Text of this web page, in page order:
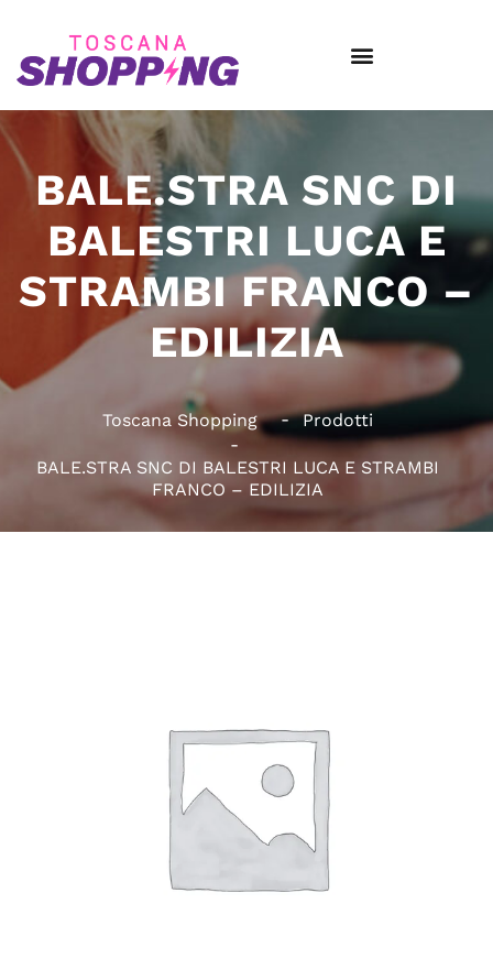
BALE.STRA SNC DI
BALESTRI LUCA E
STRAMBI FRANCO –
EDILIZIA
Toscana Shopping Prodotti
BALE.STRA SNC DI BALESTRI LUCA E STRAMBI
FRANCO – EDILIZIA